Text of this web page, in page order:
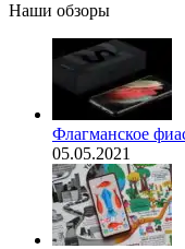
Наши обзоры
Флагманское
05.05.2021